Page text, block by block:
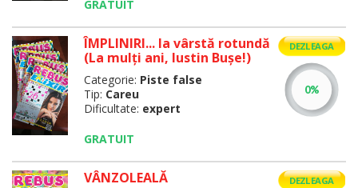
GRATUIT
ÎMPLINIRI... la vârstă rotundă
(La mulţi ani, Iustin Buşe!)
Categorie: Piste false
Tip: Careu
Dificultate: expert
GRATUIT
DEZLEAGA
VÂNZOLEALĂ DEZLEAGA